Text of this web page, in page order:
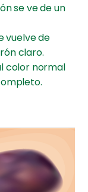
se ve de un
vuelve de
claro.
color normal